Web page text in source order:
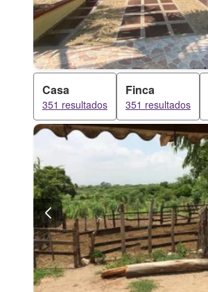
Casa
351 resultados
Finca
351 resultados